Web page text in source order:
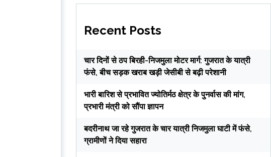
Recent Posts
चार दिनों से ठप बिरही-निजमुला मोटर मार्ग: गुजरात के यात्री
फंसे, बीच सड़क खराब खड़ी जेसीबी से बढ़ी परेशानी
भारी बारिश से प्रभावित ज्योतिर्मठ क्षेत्र के पुनर्वास की मांग,
प्रभारी मंत्री को सौंपा ज्ञापन
बदरीनाथ जा रहे गुजरात के चार यात्री निजमुला घाटी में फंसे,
ग्रामीणों ने दिया सहारा